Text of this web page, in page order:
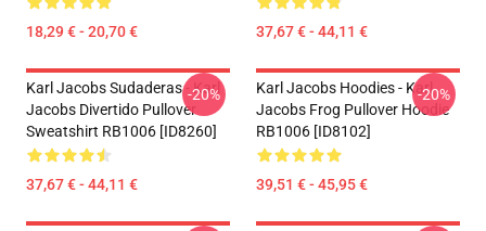
18,29 € - 20,70 € 37,67 € - 44,11 €
Karl Jacobs Sudaderas - Karl
Jacobs Divertido Pullover
Sweatshirt RB1006 [ID8260]
37,67 € - 44,11 €
-20%
Karl Jacobs Hoodies - Karl
Jacobs Frog Pullover Hoodie
RB1006 [ID8102]
39,51 € - 45,95 €
-20%